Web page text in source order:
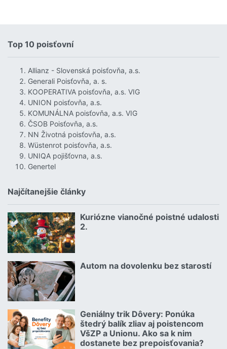
Top 10 poisťovní
Allianz - Slovenská poisťovňa, a.s.
Generali Poisťovňa, a. s.
KOOPERATIVA poisťovňa, a.s. VIG
UNION poisťovňa, a.s.
KOMUNÁLNA poisťovňa, a.s. VIG
ČSOB Poisťovňa, a.s.
NN Životná poisťovňa, a.s.
Wüstenrot poisťovňa, a.s.
UNIQA pojišťovna, a.s.
Genertel
Najčítanejšie články
Kuriózne vianočné poistné udalosti
2.
18.12.2024 | | redakcia
Autom na dovolenku bez starostí
02.07.2026 |
Geniálny trik Dôvery: Ponúka
štedrý balík zliav aj poistencom
VšZP a Unionu. Ako sa k nim
dostanete bez prepoisťovania?
06.07.2026 | | redakcia